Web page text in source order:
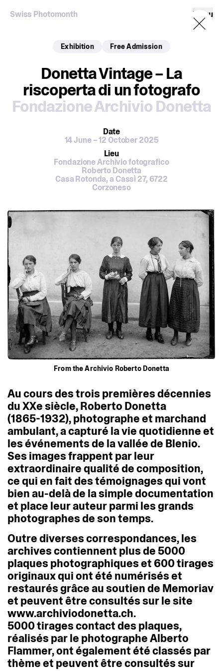
Swiss Photomonth Menu
Exhibition Free Admission
Donetta Vintage – La
riscoperta di un fotografo
Fondazione Archivio Donetta
Date
14 June – 12 October 2025
Lieu
Fondazione Archivio fotografico
Roberto Donetta
Casa Rotonda, a Cassì 27, 6722
Corzoneso
From the Archivio Roberto Donetta
Aucoursdestrois premièresdécennies
duXXesiècle,Roberto Donetta
(1865-1932),photographeet marchand
ambulant,acapturé laviequotidienneet
lesévénementsde lavalléede Blenio.
Ses imagesfrappent parleur
extraordinairequalitédecomposition,
cequienfaitdestémoignagesquivont
bienau-delàde lasimpledocumentation
et place leurauteurparmi lesgrands
photographesdesontemps.
Outrediversescorrespondances,les
archivescontiennent plusde 5000
plaques photographiqueset 600tirages
originauxquiontété numériséset
restaurésgrâceausoutiende Memoriav
et peuventêtreconsultéssurlesite
www.archiviodonetta.ch.
5000tiragescontactdes plaques,
réalisés parle photographeAlberto
Flammer,ontégalementétéclassés par
thèmeet peuventêtreconsultéssur